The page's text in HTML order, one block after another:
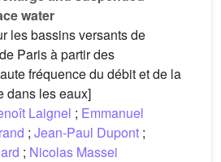
water
les bassins versants de
Paris à partir des
fréquence du débit et de la
dans les eaux]
Laignel ; Emmanuel
; Jean-Paul Dupont ;
; Nicolas Massei